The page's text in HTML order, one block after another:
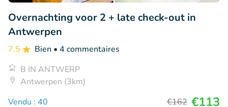
Overnachting voor 2 + late check-out in
Antwerpen
7.5 Bien • 4 commentaires
B IN ANTWERP
Antwerpen (3km)
Vendu : 40
€162 €113